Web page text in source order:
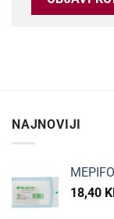
NAJNOVIJI
18,40